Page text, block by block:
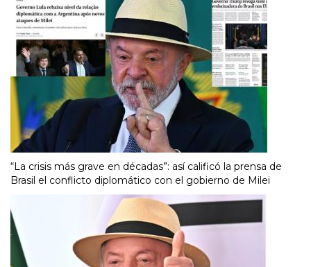
“La crisis más grave en décadas”: así calificó la prensa de
Brasil el conflicto diplomático con el gobierno de Milei